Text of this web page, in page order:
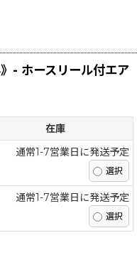
- ホースリール付エア
在庫
通常1-7営業日に発送予定
通常1-7営業日に発送予定